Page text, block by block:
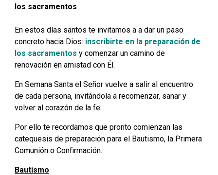
los sacramentos
En estos días santos te invitamos a a dar un paso
concreto hacia Dios: inscribirte en la preparación de
los sacramentos y comenzar un camino de
renovación en amistad con Él.
En Semana Santa el Señor vuelve a salir al encuentro
de cada persona, invitándola a recomenzar, sanar y
volver al corazón de la fe.
Por ello te recordamos que pronto comienzan las
catequesis de preparación para el Bautismo, la Primera
Comunión o Confirmación.
Bautismo